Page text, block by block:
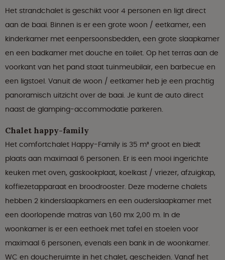
Het strandchalet is geschikt voor 4 personen en ligt direct
aan de baai. Binnen is er een grote woon / eetkamer, een
kinderkamer met eenpersoonsbedden, een grote slaapkamer
en een badkamer met douche en toilet. Op het terras aan de
voorkant van het pand staat tuinmeubilair, een barbecue en
een ligstoel. Vanuit de woon / eetkamer heb je een prachtig
panoramisch uitzicht over de baai. Je kunt de auto direct
naast de glamping-accommodatie parkeren.
Chalet happy-family
Het comfortchalet Happy-Family is 35 m³ groot en biedt
plaats aan maximaal 6 personen. Er is een mooi ingerichte
keuken met oven, gaskookplaat, koelkast / vriezer, afzuigkap,
koffiezetapparaat en broodrooster. Deze moderne chalets
hebben 2 kinderslaapkamers en een ouderslaapkamer met
een doorlopende matras van 1,60 mx 2,00 m. In de
woonkamer is er een eethoek met tafel en stoelen voor
maximaal 6 personen, evenals een bank in de woonkamer.
WC en doucheruimte in het chalet, gescheiden. Vanaf het